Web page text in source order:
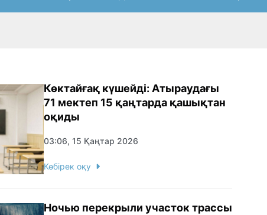
Көктайғақ күшейді: Атыраудағы
71 мектеп 15 қаңтарда қашықтан
оқиды
03:06, 15 Қаңтар 2026
Көбірек оқу
Ночью перекрыли участок трассы